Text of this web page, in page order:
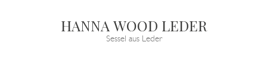
HANNA WOOD LEDER
Sessel aus Leder